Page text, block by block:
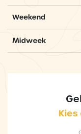
Weekend
Midweek